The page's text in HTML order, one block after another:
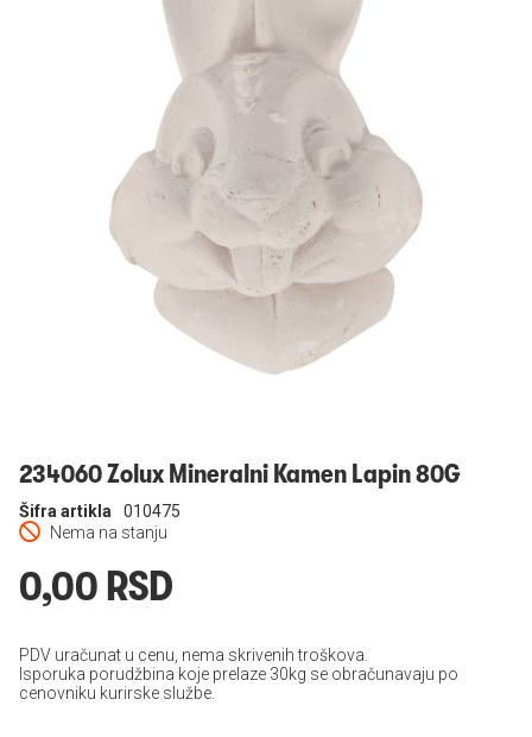
234060 Zolux Mineralni Kamen Lapin 80G
Nema na stanju
Šifra artikla 010475
0,00 RSD
PDV uračunat u cenu, nema skrivenih troškova.
Isporuka porudžbina koje prelaze 30kg se obračunavaju po
cenovniku kurirske službe.